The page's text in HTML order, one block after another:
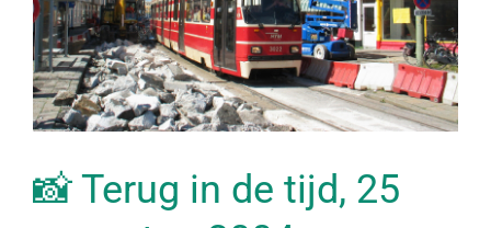
📸 Terug in de tijd, 25